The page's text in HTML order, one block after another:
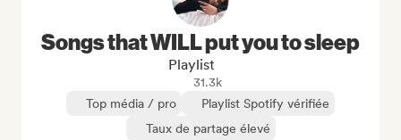
Songs that WILL put you to sleep
Playlist
31.3k
Top média / pro
Playlist Spotify vérifiée
Taux de partage élevé